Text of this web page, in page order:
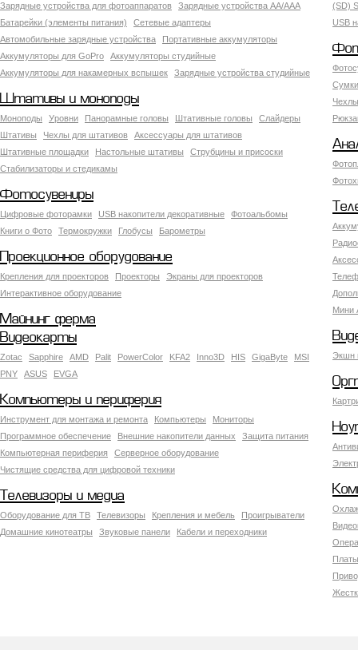
Зарядные устройства для фотоаппаратов
Зарядные устройства AA/AAA
Батарейки (элементы питания)
Сетевые адаптеры
Автомобильные зарядные устройства
Портативные аккумуляторы
Аккумуляторы для GoPro
Аккумуляторы студийные
Аккумуляторы для накамерных вспышек
Зарядные устройства студийные
(SD)
USB
Штативы и моноподы
Моноподы Уровни Панорамные головы Штативные головы
Слайдеры
Штативы
Чехлы для штативов
Аксессуары для штативов
Штативные площадки
Настольные штативы
Струбцины и присоски
Стабилизаторы и стедикамы
Фотосувениры
Цифровые фоторамки USB накопители декоративные
Фотоальбомы
Книги о Фото
Термокружки Глобусы Барометры
Мини
Проекционное оборудование
Крепления для проекторов Проекторы
Экраны для проекторов
Интерактивное оборудование
Майнинг ферма
Экшн
Видеокарты
Zotac Sapphire AMD Palit PowerColor KFA2 Inno3D HIS GigaByte
MSI
PNY
ASUS EVGA
Компьютеры и периферия
Инструмент для монтажа и ремонта Компьютеры
Мониторы
Программное обеспечение
Внешние накопители данных
Защита питания
Компьютерная периферия
Серверное оборудование
Чистящие средства для цифровой техники
Телевизоры и медиа
Оборудование для ТВ Телевизоры Крепления и мебель
Проигрыватели
Домашние кинотеатры
Звуковые панели Кабели и переходники